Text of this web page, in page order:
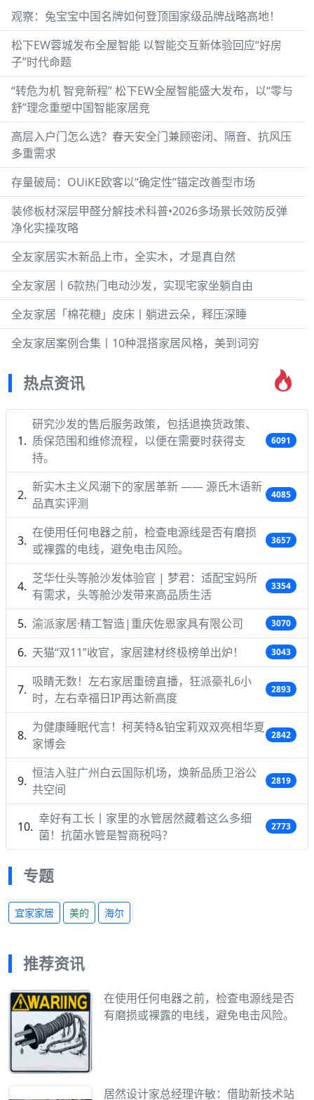
观察：兔宝宝中国名牌如何登顶国家级品牌战略高地！
松下EW蓉城发布全屋智能 以智能交互新体验回应“好房
子”时代命题
“转危为机 智竞新程” 松下EW全屋智能盛大发布，以“零与
舒”理念重塑中国智能家居竞
高层入户门怎么选？春天安全门兼顾密闭、隔音、抗风压
多重需求
存量破局：OUiKE欧客以“确定性”锚定改善型市场
装修板材深层甲醛分解技术科普•2026多场景长效防反弹
净化实操攻略
全友家居实木新品上市，全实木，才是真自然
全友家居丨6款热门电动沙发，实现宅家坐躺自由
全友家居「棉花糖」皮床丨躺进云朵，释压深睡
全友家居案例合集丨10种混搭家居风格，美到词穷
热点资讯
研究沙发的售后服务政策，包括退换货政策、
质保范围和维修流程，以便在需要时获得支
持。
6091
新实木主义风潮下的家居革新 —— 源氏木语新
品真实评测
4085
在使用任何电器之前，检查电源线是否有磨损
或裸露的电线，避免电击风险。
3657
芝华仕头等舱沙发体验官 | 梦君：适配宝妈所
有需求，头等舱沙发带来高品质生活
3354
渝派家居·精工智造|重庆佐恩家具有限公司 3070
天猫“双11”收官，家居建材终极榜单出炉！ 3043
吸睛无数！左右家居重磅直播，狂派豪礼6小
时，左右幸福日IP再达新高度
2893
为健康睡眠代言！柯芙特&铂宝莉双双亮相华夏
家博会
2842
恒洁入驻广州白云国际机场，焕新品质卫浴公
共空间
2819
幸好有工长丨家里的水管居然藏着这么多细
菌！抗菌水管是智商税吗？
2773
专题
宜家家居 美的 海尔
推荐资讯
在使用任何电器之前，检查电源线是否
有磨损或裸露的电线，避免电击风险。
居然设计家总经理许敏：借助新技术站